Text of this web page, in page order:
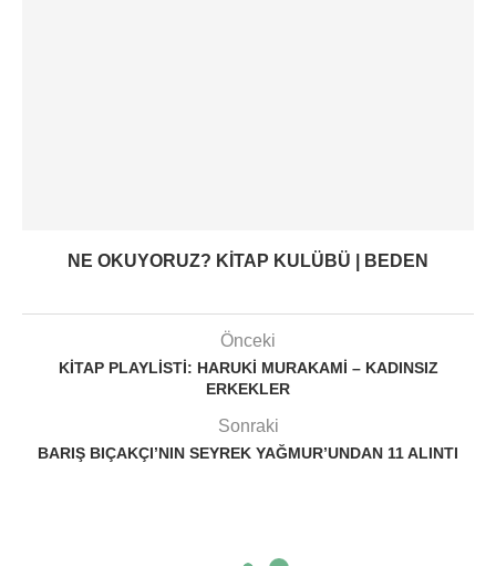
NE OKUYORUZ? KITAP KULÜBÜ | BEDEN
Önceki
KITAP PLAYLISTI: HARUKI MURAKAMI – KADINSIZ
ERKEKLER
Sonraki
BARIŞ BIÇAKÇI’NIN SEYREK YAĞMUR’UNDAN 11 ALINTI